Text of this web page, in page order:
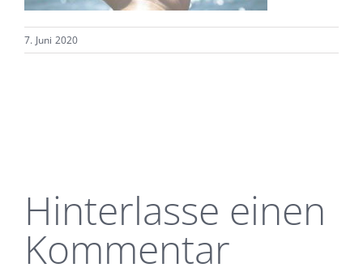
7. Juni 2020
Hinterlasse einen
Kommentar